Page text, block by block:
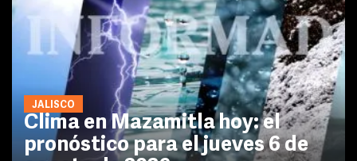
JALISCO
Clima en Mazamitla hoy: el
pronóstico para el jueves 6 de